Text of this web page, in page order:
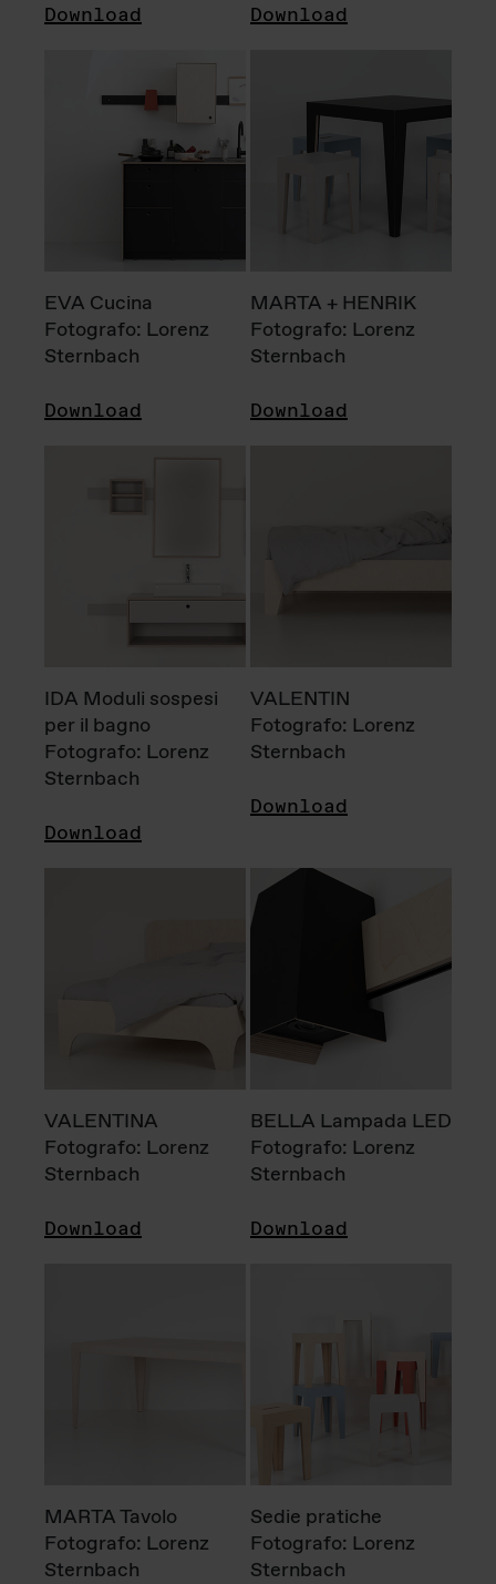
Download Download
EVA Cucina
Fotografo: Lorenz
Sternbach
Download
MARTA + HENRIK
Fotografo: Lorenz
Sternbach
Download
IDA Moduli sospesi
per il bagno
Fotografo: Lorenz
Sternbach
Download
VALENTIN
Fotografo: Lorenz
Sternbach
Download
VALENTINA
Fotografo: Lorenz
Sternbach
Download
BELLA Lampada LED
Fotografo: Lorenz
Sternbach
Download
MARTA Tavolo
Fotografo: Lorenz
Sternbach
Sedie pratiche
Fotografo: Lorenz
Sternbach